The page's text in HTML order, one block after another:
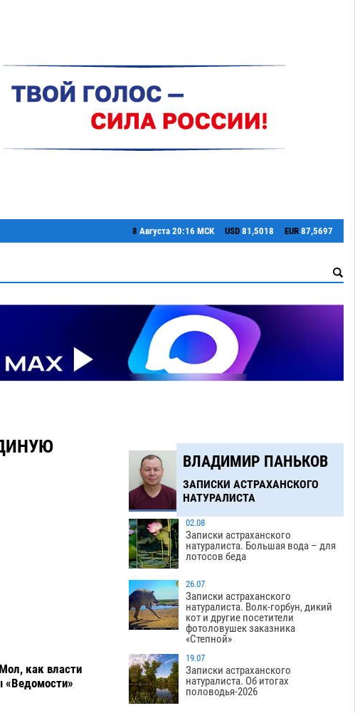
8 Августа 20:16 МСК USD 81,5018 EUR 87,5697
как власти
«Ведомости»
ВЛАДИМИР ПАНЬКОВ
ЗАПИСКИ АСТРАХАНСКОГО
НАТУРАЛИСТА
02.08
Записки астраханского
натуралиста. Большая вода – для
лотосов беда
26.07
Записки астраханского
натуралиста. Волк-горбун, дикий
кот и другие посетители
фотоловушек заказника
«Степной»
19.07
Записки астраханского
натуралиста. Об итогах
половодья-2026